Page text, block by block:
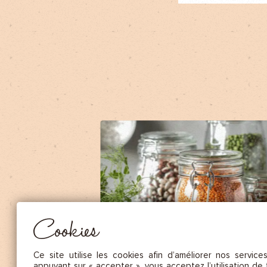
NOS SAUCES
NOS ÉPICES GOURMANDES
Cookies
Ce site utilise les cookies afin d’améliorer nos
Essentiel
CES COOKIES SONT NÉCESSAIRES AU BON FONCTIONNEMENT DU SITE. ILS NE PEUVENT PAS
DÉSACTIVÉS.
Mesure d’audience
Ces cookies nous permettent de mesurer le nombre de visites, de
d’établir des statistiques afin d’en améliorer la qualité, l’ergonomie et
performance.
Les cookies marketing sont utilisés pour effectuer le suivi des